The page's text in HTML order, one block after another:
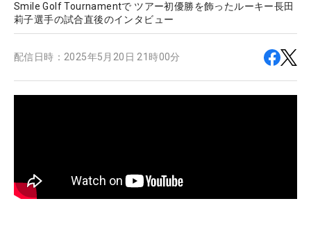
Smile Golf Tournamentで ツアー初優勝を飾ったルーキー長田
莉子選手の試合直後のインタビュー
配信日時： 2025年5月20日 21時00分